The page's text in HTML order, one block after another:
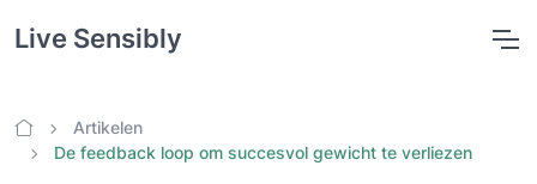
Live Sensibly
Home
Artikelen
De feedback loop om succesvol gewicht te verliezen